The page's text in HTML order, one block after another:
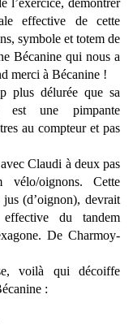
l’exercice, démontrer
effective de cette
symbole et totem de
Bécanine qui nous a
merci à Bécanine !
plus délurée que sa
est une pimpante
au compteur et pas
Claudi à deux pas
oignons. Cette
(d’oignon), devrait
du tandem
De Charmoy-
voilà qui décoiffe
: